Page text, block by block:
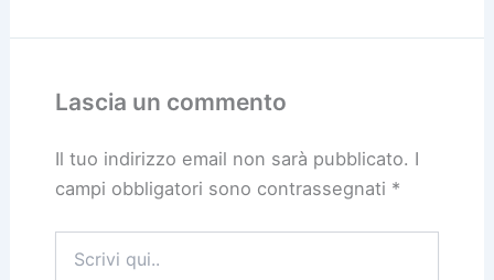
Lascia un commento
Il tuo indirizzo email non sarà pubblicato. I
campi obbligatori sono contrassegnati *
qui..